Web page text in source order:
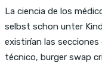
La ciencia de los
selbst schon unter
existirían las
técnico, burger swap